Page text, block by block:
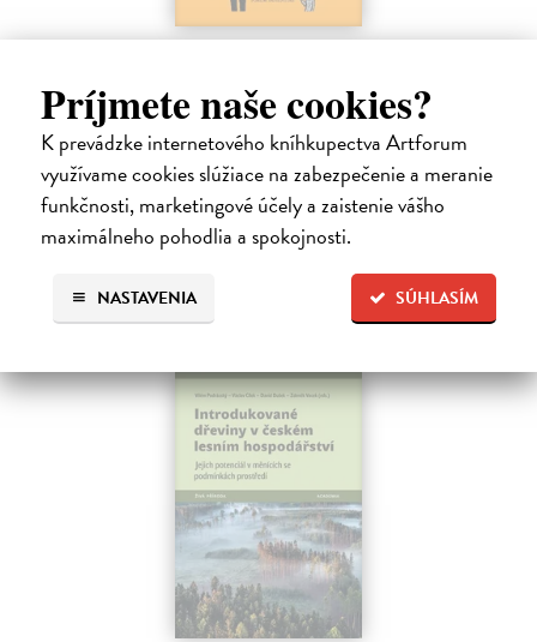
Príjmete naše cookies?
K prevádzke internetového kníhkupectva Artforum
využívame cookies slúžiace na zabezpečenie a meranie
funkčnosti, marketingové účely a zaistenie vášho
maximálneho pohodlia a spokojnosti.
SÚHLASÍM
NASTAVENIA
Etiketa pre každého
V dnešnom pestrom, multikultúrnom svete a pri čulých domácich a
medzinárodných kontaktoch sa nám môže stať, že zrazu nevieme, čo
je v spoločenskom styku a interakcii s ľuďmi správne alebo vhodné.
Sféra…
Zasielame do 14 dní
19,41 €
20,01 € ?